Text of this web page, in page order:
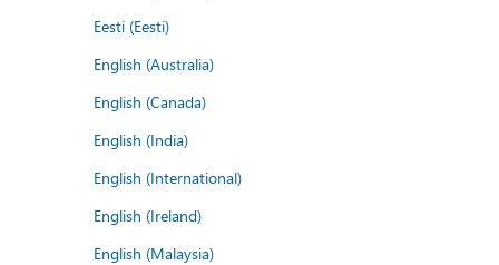
Eesti (Eesti)
English (Australia)
English (Canada)
English (India)
English (International)
English (Ireland)
English (Malaysia)